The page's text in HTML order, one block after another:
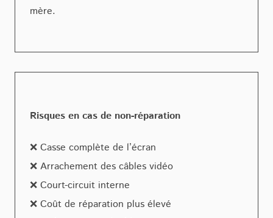
mère.
Risques en cas de non-réparation
❌ Casse complète de l’écran
❌ Arrachement des câbles vidéo
❌ Court-circuit interne
❌ Coût de réparation plus élevé